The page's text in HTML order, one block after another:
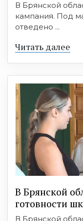
В Брянской
кампания. Под
отведено ...
Читать далее
В Брянской
готовности
В Брянской